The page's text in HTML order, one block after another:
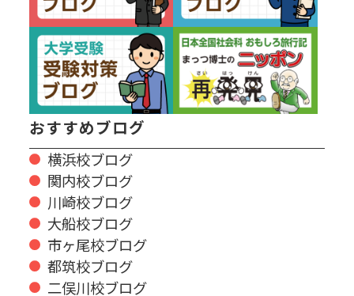
おすすめブログ
横浜校ブログ
関内校ブログ
川崎校ブログ
大船校ブログ
市ヶ尾校ブログ
都筑校ブログ
二俣川校ブログ